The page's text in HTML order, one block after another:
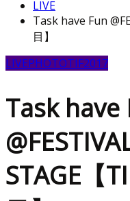
LIVE
Task have Fun
目】
LIVEPHOTOTIF2017
Task have
STAGE【